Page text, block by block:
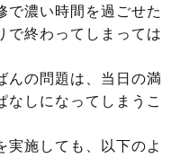
で濃い時間を過ごせた
で終わってしまっては
んの問題は、当日の満
なしになってしまうこ
実施しても、以下のよ